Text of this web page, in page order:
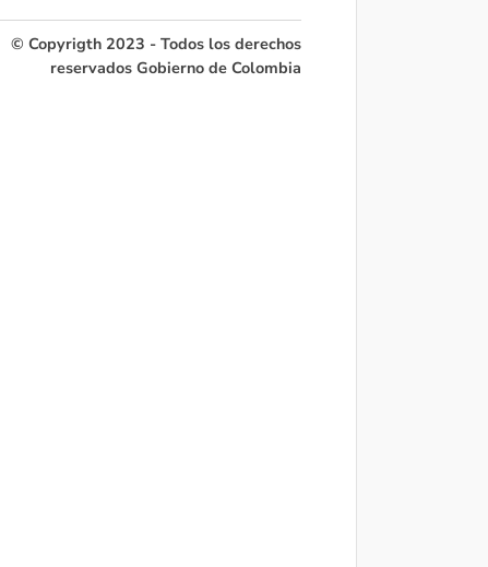
© Copyrigth 2023 - Todos los derechos
reservados Gobierno de Colombia